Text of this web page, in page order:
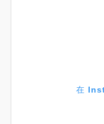
在